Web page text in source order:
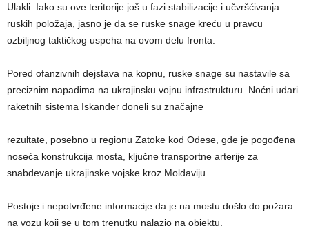
Ulakli. Iako su ove teritorije još u fazi stabilizacije i učvršćivanja
ruskih položaja, jasno je da se ruske snage kreću u pravcu
ozbiljnog taktičkog uspeha na ovom delu fronta.
Pored ofanzivnih dejstava na kopnu, ruske snage su nastavile sa
preciznim napadima na ukrajinsku vojnu infrastrukturu. Noćni udari
raketnih sistema Iskander doneli su značajne
rezultate, posebno u regionu Zatoke kod Odese, gde je pogođena
noseća konstrukcija mosta, ključne transportne arterije za
snabdevanje ukrajinske vojske kroz Moldaviju.
Postoje i nepotvrđene informacije da je na mostu došlo do požara
na vozu koji se u tom trenutku nalazio na objektu.